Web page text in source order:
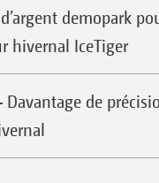
demopark
hivernal IceTiger
Davantage de